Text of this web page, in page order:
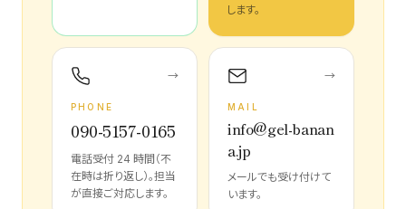
します。
→
PHONE
090-5157-0165
電話受付 24 時間（不
在時は折り返し）。担当
が直接ご対応します。
→
MAIL
info@gel-banan
a.jp
メールでも受け付けて
います。